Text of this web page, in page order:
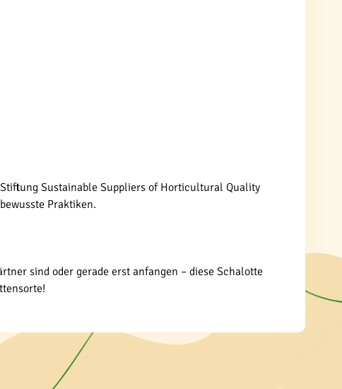
Sustainable Suppliers of Horticultural Quality
Praktiken.
sind oder gerade erst anfangen – diese Schalotte